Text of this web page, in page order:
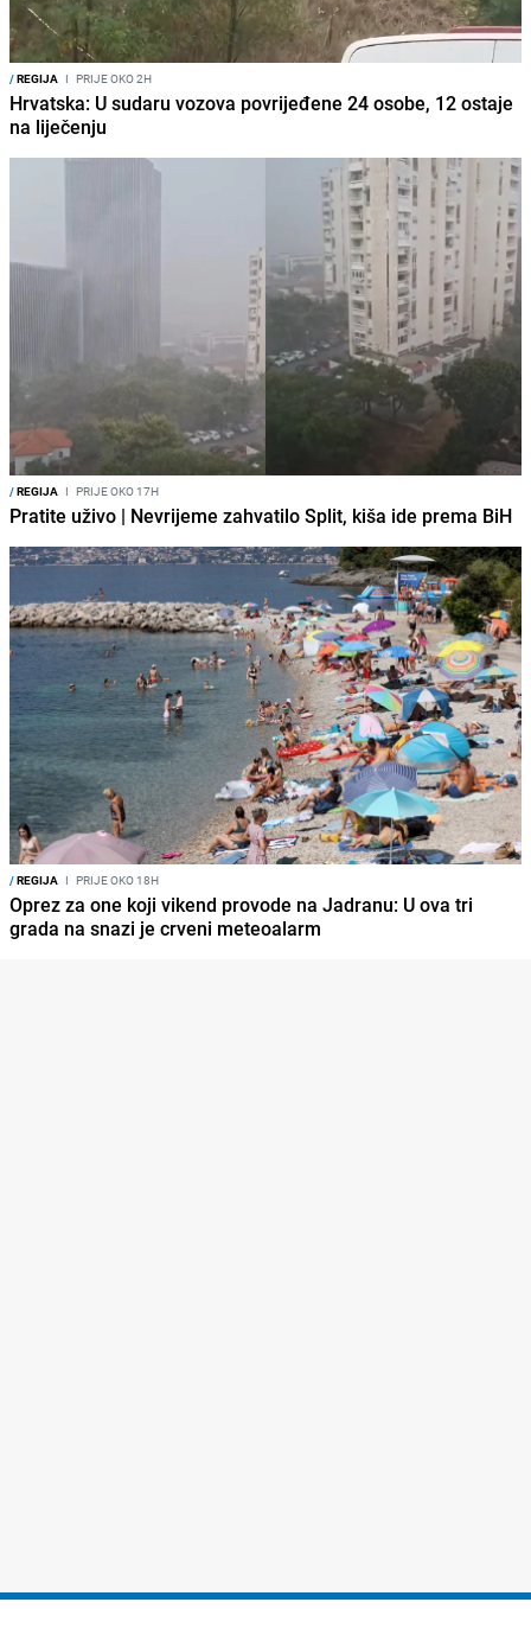
/REGIJA I PRIJE OKO 2H
Hrvatska: U sudaru vozova povrijeđene 24 osobe, 12 ostaje
na liječenju
/REGIJA I PRIJE OKO 17H
Pratite uživo | Nevrijeme zahvatilo Split, kiša ide prema BiH
/REGIJA I PRIJE OKO 18H
Oprez za one koji vikend provode na Jadranu: U ova tri
grada na snazi je crveni meteoalarm